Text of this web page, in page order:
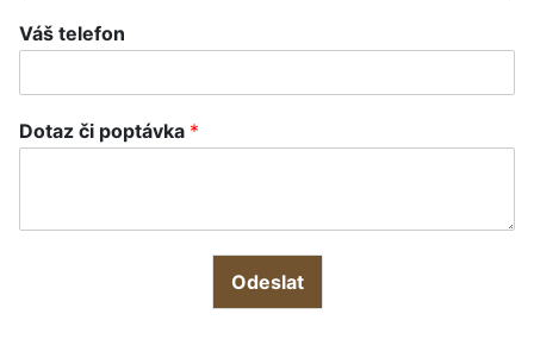
Váš telefon
Dotaz či poptávka *
Odeslat